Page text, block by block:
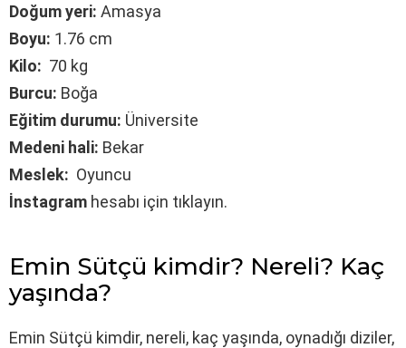
Doğum yeri: Amasya
Boyu: 1.76 cm
Kilo: 70 kg
Burcu: Boğa
Eğitim durumu: Üniversite
Medeni hali: Bekar
Meslek: Oyuncu
İnstagram hesabı için tıklayın.
Emin Sütçü kimdir? Nereli? Kaç
yaşında?
Emin Sütçü kimdir, nereli, kaç yaşında, oynadığı diziler,